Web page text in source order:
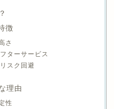
徴
さ
ターサービス
スク回避
理由
性